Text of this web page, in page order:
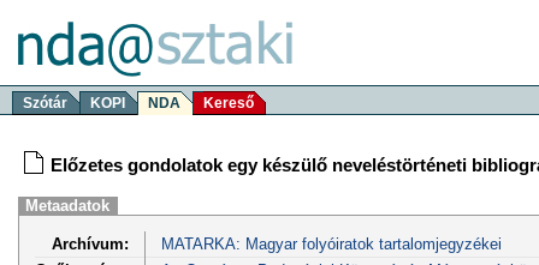
Szótár KOPI NDA Kereső
Előzetes gondolatok egy készülő neveléstörténeti
Metaadatok
Archívum:
MATARKA: Magyar folyóiratok tartalomjegyzékei